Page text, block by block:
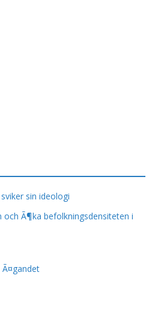
sin ideologi
och Ã¶ka befolkningsdensiteten i